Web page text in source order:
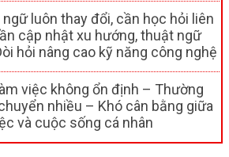
luôn thay đổi, cần học hỏi liên
cập nhật xu hướng, thuật ngữ
hỏi nâng cao kỹ năng công nghệ
việc không ổn định – Thường
nhiều – Khó cân bằng giữa
và cuộc sống cá nhân